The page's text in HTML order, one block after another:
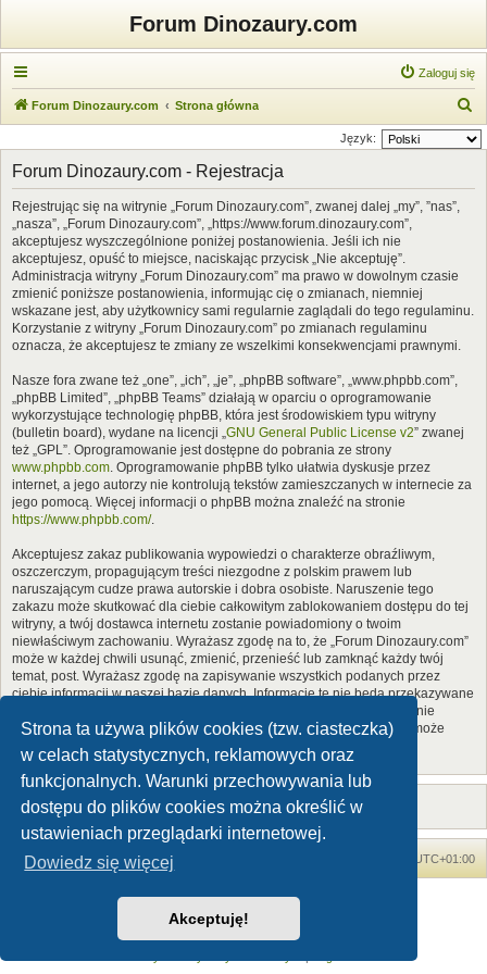
Strona ta używa plików cookies (tzw. ciasteczka)
w celach statystycznych, reklamowych oraz
funkcjonalnych. Warunki przechowywania lub
dostępu do plików cookies można określić w
ustawieniach przeglądarki internetowej.
Dowiedz się więcej
Akceptuję!
Forum Dinozaury.com
Zaloguj się
Forum Dinozaury.com Strona główna
z
Język:
Forum Dinozaury.com - Rejestracja
Rejestrując się na witrynie „Forum Dinozaury.com”, zwanej dalej „my”, ”nas”,
„nasza”, „Forum Dinozaury.com”, „https://www.forum.dinozaury.com”,
akceptujesz wyszczególnione poniżej postanowienia. Jeśli ich nie
akceptujesz, opuść to miejsce, naciskając przycisk „Nie akceptuję”.
Administracja witryny „Forum Dinozaury.com” ma prawo w dowolnym czasie
zmienić poniższe postanowienia, informując cię o zmianach, niemniej
wskazane jest, aby użytkownicy sami regularnie zaglądali do tego regulaminu.
Korzystanie z witryny „Forum Dinozaury.com” po zmianach regulaminu
oznacza, że akceptujesz te zmiany ze wszelkimi konsekwencjami prawnymi.
Nasze fora zwane też „one”, „ich”, „je”, „phpBB software”, „www.phpbb.com”,
„phpBB Limited”, „phpBB Teams” działają w oparciu o oprogramowanie
wykorzystujące technologię phpBB, która jest środowiskiem typu witryny
(bulletin board), wydane na licencji „GNU General Public License v2” zwanej
też „GPL”. Oprogramowanie jest dostępne do pobrania ze strony
www.phpbb.com. Oprogramowanie phpBB tylko ułatwia dyskusje przez
internet, a jego autorzy nie kontrolują tekstów zamieszczanych w internecie za
jego pomocą. Więcej informacji o phpBB można znaleźć na stronie
https://www.phpbb.com/.
Akceptujesz zakaz publikowania wypowiedzi o charakterze obraźliwym,
oszczerczym, propagującym treści niezgodne z polskim prawem lub
naruszającym cudze prawa autorskie i dobra osobiste. Naruszenie tego
zakazu może skutkować dla ciebie całkowitym zablokowaniem dostępu do tej
witryny, a twój dostawca internetu zostanie powiadomiony o twoim
niewłaściwym zachowaniu. Wyrażasz zgodę na to, że „Forum Dinozaury.com”
może w każdej chwili usunąć, zmienić, przenieść lub zamknąć każdy twój
temat, post. Wyrażasz zgodę na zapisywanie wszystkich podanych przez
ciebie informacji w naszej bazie danych. Informacje te nie będą przekazywane
nikomu bez twojej zgody, ale ani „Forum Dinozaury.com”, ani phpBB nie
ponosi odpowiedzialności za włamania do witryny, podczas których może
dojść do kradzieży danych.
Forum Dinozaury.com UTC+01:00
Dinozaury.com© 2006-2020
Technologię dostarczaphpBB® Forum Software © phpBB Limited
Polski pakiet językowy dostarcza